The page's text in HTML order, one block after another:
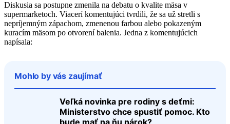
Diskusia sa postupne zmenila na debatu o kvalite mäsa v
supermarketoch. Viacerí komentujúci tvrdili, že sa už stretli s
nepríjemným zápachom, zmenenou farbou alebo pokazeným
kuracím mäsom po otvorení balenia. Jedna z komentujúcich
napísala:
Mohlo by vás zaujímať
Veľká novinka pre rodiny s deťmi:
Ministerstvo chce spustiť pomoc. Kto